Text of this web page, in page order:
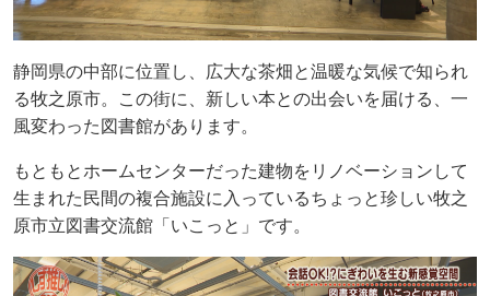
静岡県の中部に位置し、広大な茶畑と温暖な気候で知られ
る牧之原市。この街に、新しい本との出会いを届ける、一
風変わった図書館があります。
もともとホームセンターだった建物をリノベーションして
生まれた民間の複合施設に入っているちょっと珍しい牧之
原市立図書交流館「いこっと」です。